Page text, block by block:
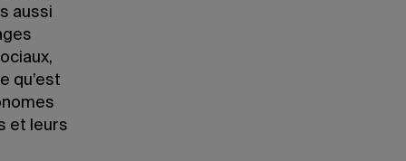
aussi
qu’est
et leurs